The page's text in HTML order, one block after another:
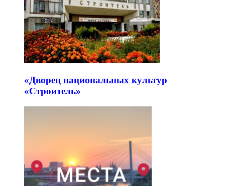
«Дворец национальных культур
«Строитель»